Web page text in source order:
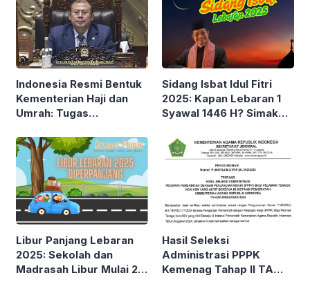
Indonesia Resmi Bentuk
Kementerian Haji dan
Umrah: Tugas
Berpindah dari
Kementerian Agama
Sidang Isbat Idul Fitri
2025: Kapan Lebaran 1
Syawal 1446 H? Simak
Pemantauan Hilal!
Libur Panjang Lebaran
2025: Sekolah dan
Madrasah Libur Mulai 21
Hasil Seleksi
Administrasi PPPK
Kemenag Tahap II TA